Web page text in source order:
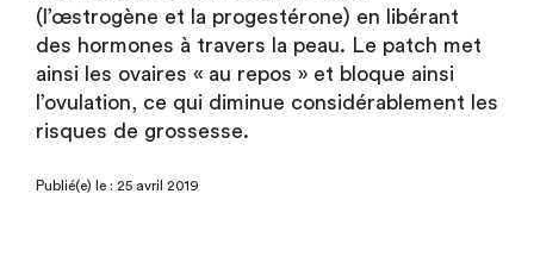
(l’œstrogène et la progestérone) en libérant
des hormones à travers la peau. Le patch met
ainsi les ovaires « au repos » et bloque ainsi
l’ovulation, ce qui diminue considérablement les
risques de grossesse.
Publié(e) le : 25 avril 2019